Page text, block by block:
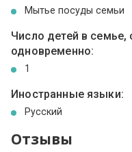
Мытье посуды семьи
Число детей в
одновременно:
1
Иностранные языки:
Русский
Отзывы